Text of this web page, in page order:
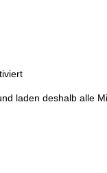
laden deshalb alle